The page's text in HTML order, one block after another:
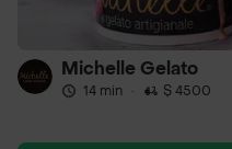
Michelle Gelato
14 min · $ 4500